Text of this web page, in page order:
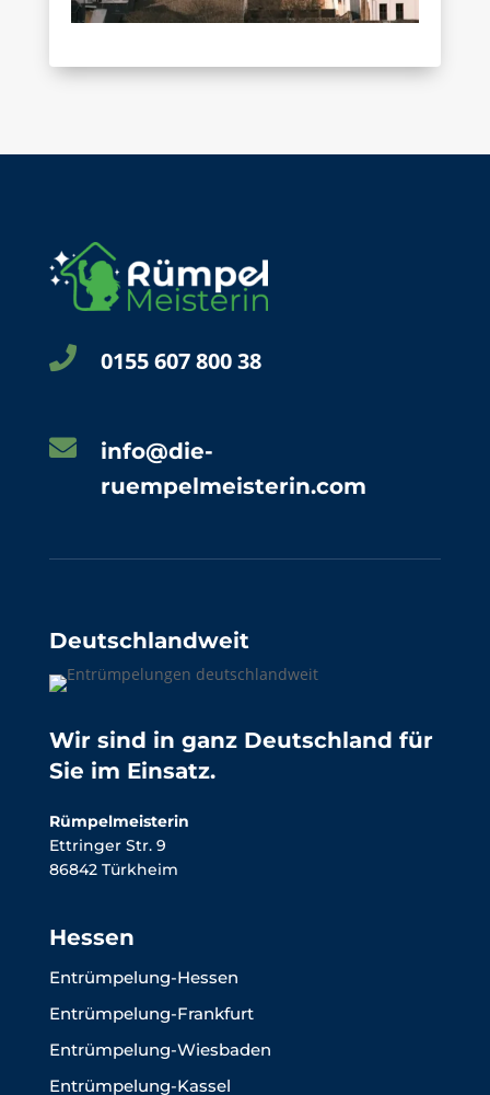
 0155 607 800 38

info@die-
ruempelmeisterin.com
Deutschlandweit
Wir sind in ganz Deutschland für
Sie im Einsatz.
Rümpelmeisterin
Ettringer Str. 9
86842 Türkheim
Hessen
Entrümpelung-Hessen
Entrümpelung-Frankfurt
Entrümpelung-Wiesbaden
Entrümpelung-Kassel